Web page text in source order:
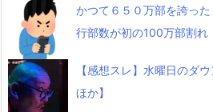
かつて６５０万部を誇っ
行部数が初の100万部割れ
【感想スレ】水曜日のダ
ほか】